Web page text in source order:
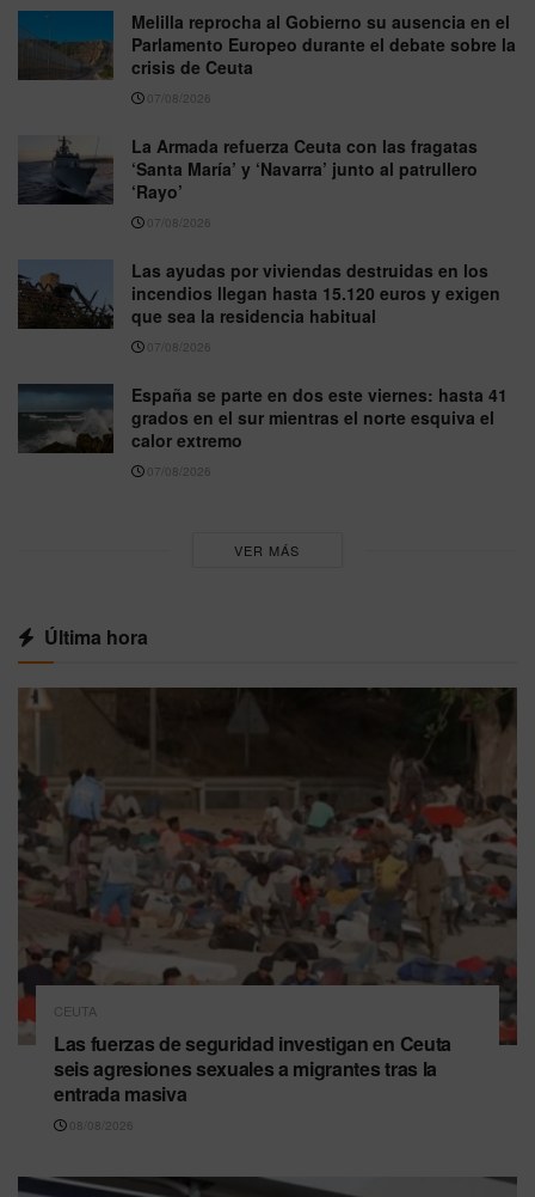
Melilla reprocha al Gobierno su ausencia en el
Parlamento Europeo durante el debate sobre la
crisis de Ceuta
07/08/2026
La Armada refuerza Ceuta con las fragatas
‘Santa María’ y ‘Navarra’ junto al patrullero
‘Rayo’
07/08/2026
Las ayudas por viviendas destruidas en los
incendios llegan hasta 15.120 euros y exigen
que sea la residencia habitual
07/08/2026
España se parte en dos este viernes: hasta 41
grados en el sur mientras el norte esquiva el
calor extremo
07/08/2026
VER MÁS
Última hora
CEUTA
Las fuerzas de seguridad investigan en Ceuta
seis agresiones sexuales a migrantes tras la
entrada masiva
08/08/2026